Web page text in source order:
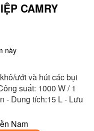
CAMRY
này
ướt và hút các bụi
suất: 1000 W / 1
- Dung tích:15 L - Lưu
Nam